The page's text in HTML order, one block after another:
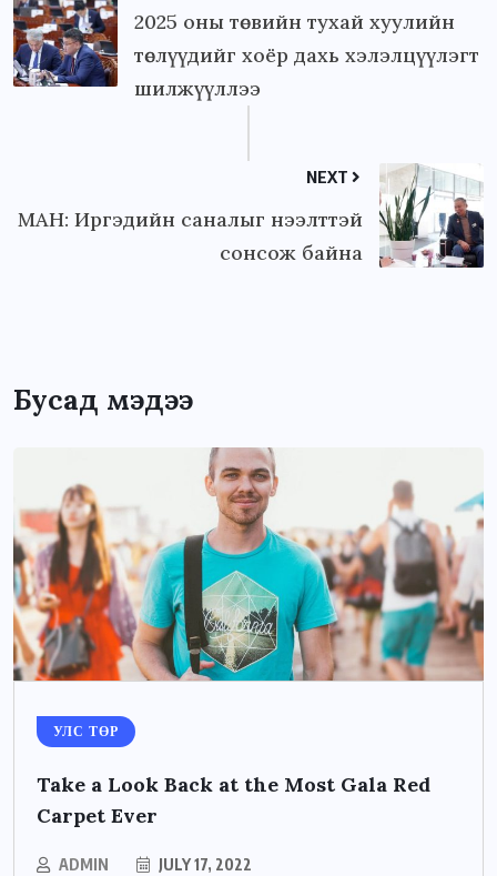
2025 оны төсвийн тухай хуулийн
төслүүдийг хоёр дахь хэлэлцүүлэгт
шилжүүллээ
NEXT
МАН: Иргэдийн саналыг нээлттэй
сонсож байна
Бусад мэдээ
УЛС ТӨР
Take a Look Back at the Most Gala Red
Carpet Ever
ADMIN JULY 17, 2022